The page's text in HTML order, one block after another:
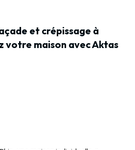
et crépissage à
votre maison avec Aktas